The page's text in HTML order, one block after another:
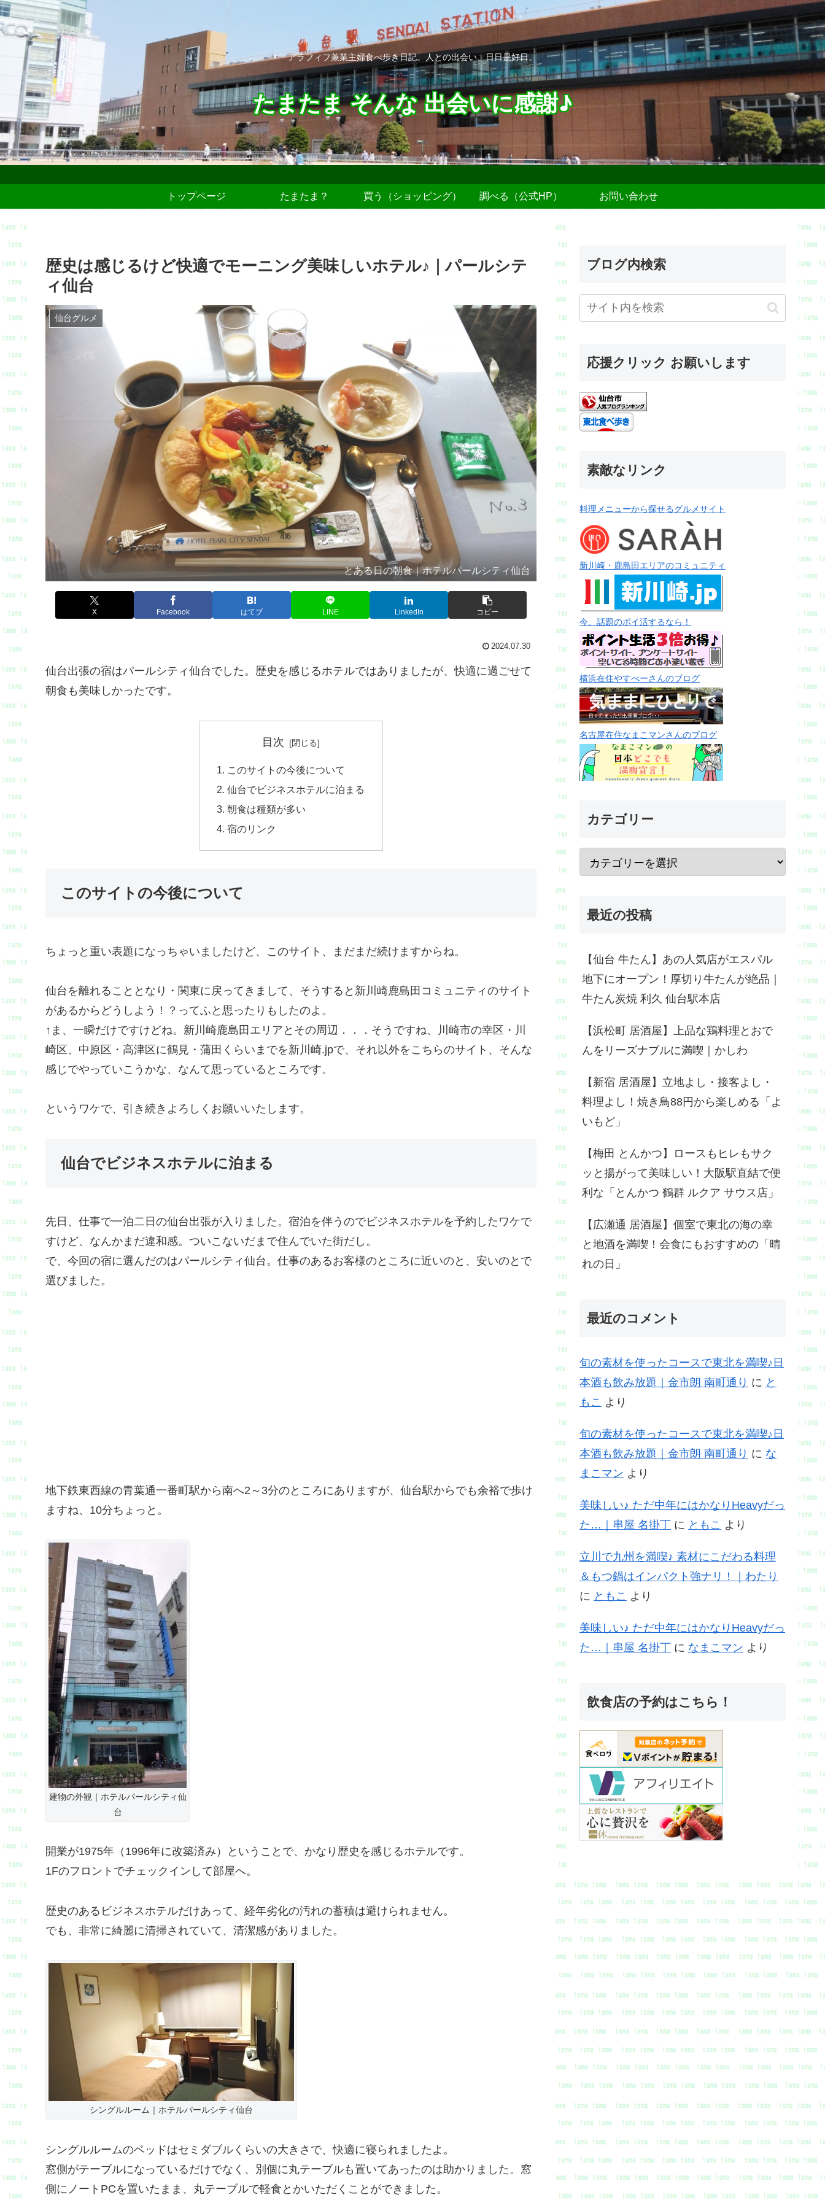
アラフィフ兼業主婦食べ歩き日記。人との出会い、日日是好日。
たまたま そんな 出会いに感謝♪
トップページ たまたま？ 買う（ショッピング） 調べる（公式HP） お問い合わせ
歴史は感じるけど快適でモーニング美味しいホテル♪｜パールシテ
ィ仙台
仙台グルメ
とある日の朝食｜ホテルパールシティ仙台
X Facebook はてブ LINE LinkedIn コピー
2024.07.30
仙台出張の宿はパールシティ仙台でした。歴史を感じるホテルではありましたが、快適に過ごせて
朝食も美味しかったです。
目次
このサイトの今後について
仙台でビジネスホテルに泊まる
朝食は種類が多い
宿のリンク
このサイトの今後について
ちょっと重い表題になっちゃいましたけど、このサイト、まだまだ続けますからね。
仙台を離れることとなり・関東に戻ってきまして、そうすると新川崎鹿島田コミュニティのサイト
があるからどうしよう！？ってふと思ったりもしたのよ。
↑ま、一瞬だけですけどね。新川崎鹿島田エリアとその周辺．．．そうですね、川崎市の幸区・川
崎区、中原区・高津区に鶴見・蒲田くらいまでを新川崎.jpで、それ以外をこちらのサイト、そんな
感じでやっていこうかな、なんて思っているところです。
というワケで、引き続きよろしくお願いいたします。
仙台でビジネスホテルに泊まる
先日、仕事で一泊二日の仙台出張が入りました。宿泊を伴うのでビジネスホテルを予約したワケで
すけど、なんかまだ違和感。ついこないだまで住んでいた街だし。
で、今回の宿に選んだのはパールシティ仙台。仕事のあるお客様のところに近いのと、安いのとで
選びました。
地下鉄東西線の青葉通一番町駅から南へ2～3分のところにありますが、仙台駅からでも余裕で歩け
ますね、10分ちょっと。
建物の外観｜ホテルパールシティ仙
台
開業が1975年（1996年に改築済み）ということで、かなり歴史を感じるホテルです。
1Fのフロントでチェックインして部屋へ。
歴史のあるビジネスホテルだけあって、経年劣化の汚れの蓄積は避けられません。
でも、非常に綺麗に清掃されていて、清潔感がありました。
シングルルーム｜ホテルパールシティ仙台
シングルルームのベッドはセミダブルくらいの大きさで、快適に寝られましたよ。
窓側がテーブルになっているだけでなく、別個に丸テーブルも置いてあったのは助かりました。窓
側にノートPCを置いたまま、丸テーブルで軽食とかいただくことができました。
ブログ内検索
応援クリック お願いします
素敵なリンク
料理メニューから探せるグルメサイト
新川崎・鹿島田エリアのコミュニティ
今、話題のポイ活するなら！
横浜在住やすべーさんのブログ
名古屋在住なまこマンさんのブログ
カテゴリー
最近の投稿
【仙台 牛たん】あの人気店がエスパル
地下にオープン！厚切り牛たんが絶品｜
牛たん炭焼 利久 仙台駅本店
【浜松町 居酒屋】上品な鶏料理とおで
んをリーズナブルに満喫｜かしわ
【新宿 居酒屋】立地よし・接客よし・
料理よし！焼き鳥88円から楽しめる「よ
いもど」
【梅田 とんかつ】ロースもヒレもサク
ッと揚がって美味しい！大阪駅直結で便
利な「とんかつ 鶴群 ルクア サウス店」
【広瀬通 居酒屋】個室で東北の海の幸
と地酒を満喫！会食にもおすすめの「晴
れの日」
最近のコメント
旬の素材を使ったコースで東北を満喫♪日
本酒も飲み放題｜金市朗 南町通り に と
もこ より
旬の素材を使ったコースで東北を満喫♪日
本酒も飲み放題｜金市朗 南町通り に な
まこマン より
美味しい♪ ただ中年にはかなりHeavyだっ
た…｜串屋 名掛丁 に ともこ より
立川で九州を満喫♪ 素材にこだわる料理
＆もつ鍋はインパクト強ナリ！｜わたり
に ともこ より
美味しい♪ ただ中年にはかなりHeavyだっ
た…｜串屋 名掛丁 に なまこマン より
飲食店の予約はこちら！